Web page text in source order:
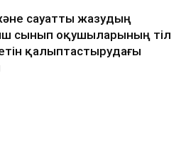
сауатты жазудың
сынып оқушыларының тіл
қалыптастырудағы